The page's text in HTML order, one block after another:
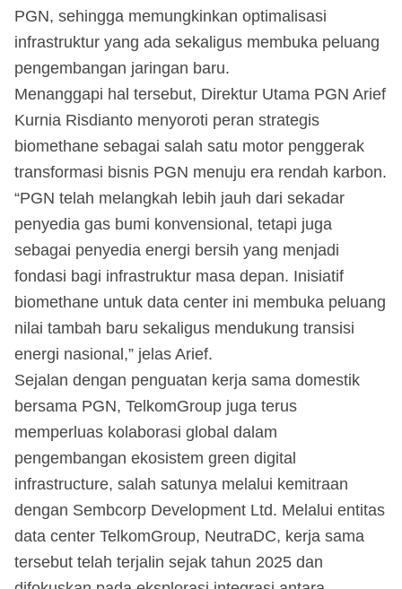
PGN, sehingga memungkinkan optimalisasi
infrastruktur yang ada sekaligus membuka peluang
pengembangan jaringan baru.
Menanggapi hal tersebut, Direktur Utama PGN Arief
Kurnia Risdianto menyoroti peran strategis
biomethane sebagai salah satu motor penggerak
transformasi bisnis PGN menuju era rendah karbon.
“PGN telah melangkah lebih jauh dari sekadar
penyedia gas bumi konvensional, tetapi juga
sebagai penyedia energi bersih yang menjadi
fondasi bagi infrastruktur masa depan. Inisiatif
biomethane untuk data center ini membuka peluang
nilai tambah baru sekaligus mendukung transisi
energi nasional,” jelas Arief.
Sejalan dengan penguatan kerja sama domestik
bersama PGN, TelkomGroup juga terus
memperluas kolaborasi global dalam
pengembangan ekosistem green digital
infrastructure, salah satunya melalui kemitraan
dengan Sembcorp Development Ltd. Melalui entitas
data center TelkomGroup, NeutraDC, kerja sama
tersebut telah terjalin sejak tahun 2025 dan